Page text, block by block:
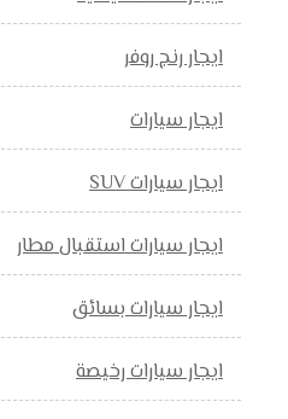
ايجار رنج روفر
ايجار سيارات
ايجار سيارات SUV
ايجار سيارات استقبال مطار
ايجار سيارات بسائق
ايجار سيارات رخيصة